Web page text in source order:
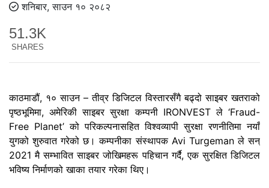
शनिबार, साउन १० २०८२
51.3K
SHARES
काठमाडौं, १० साउन – तीव्र डिजिटल विस्तारसँगै बढ्दो साइबर खतराको
पृष्ठभूमिमा, अमेरिकी साइबर सुरक्षा कम्पनी IRONVEST ले ‘Fraud-
Free Planet’ को परिकल्पनासहित विश्वव्यापी सुरक्षा रणनीतिमा नयाँ
युगको शुरुवात गरेको छ। कम्पनीका संस्थापक Avi Turgeman ले सन्
2021 मै सम्भावित साइबर जोखिमहरू पहिचान गर्दै, एक सुरक्षित डिजिटल
भविष्य निर्माणको खाका तयार गरेका थिए।